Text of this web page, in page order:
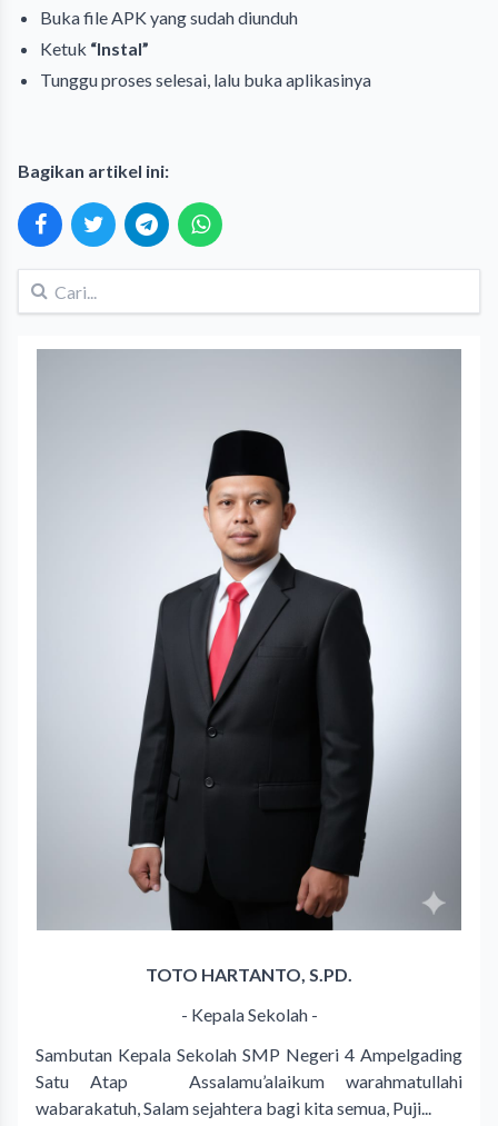
Buka file APK yang sudah diunduh
Ketuk “Instal”
Tunggu proses selesai, lalu buka aplikasinya
Bagikan artikel ini:
TOTO HARTANTO, S.PD.
- Kepala Sekolah -
Sambutan Kepala Sekolah SMP Negeri 4 Ampelgading
Satu Atap Assalamu’alaikum warahmatullahi
wabarakatuh, Salam sejahtera bagi kita semua, Puji...